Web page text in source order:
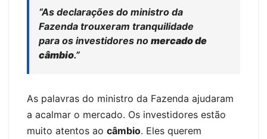
“As declarações do ministro da
Fazenda trouxeram tranquilidade
para os investidores no mercado de
câmbio.”
As palavras do ministro da Fazenda ajudaram
a acalmar o mercado. Os investidores estão
muito atentos ao câmbio. Eles querem